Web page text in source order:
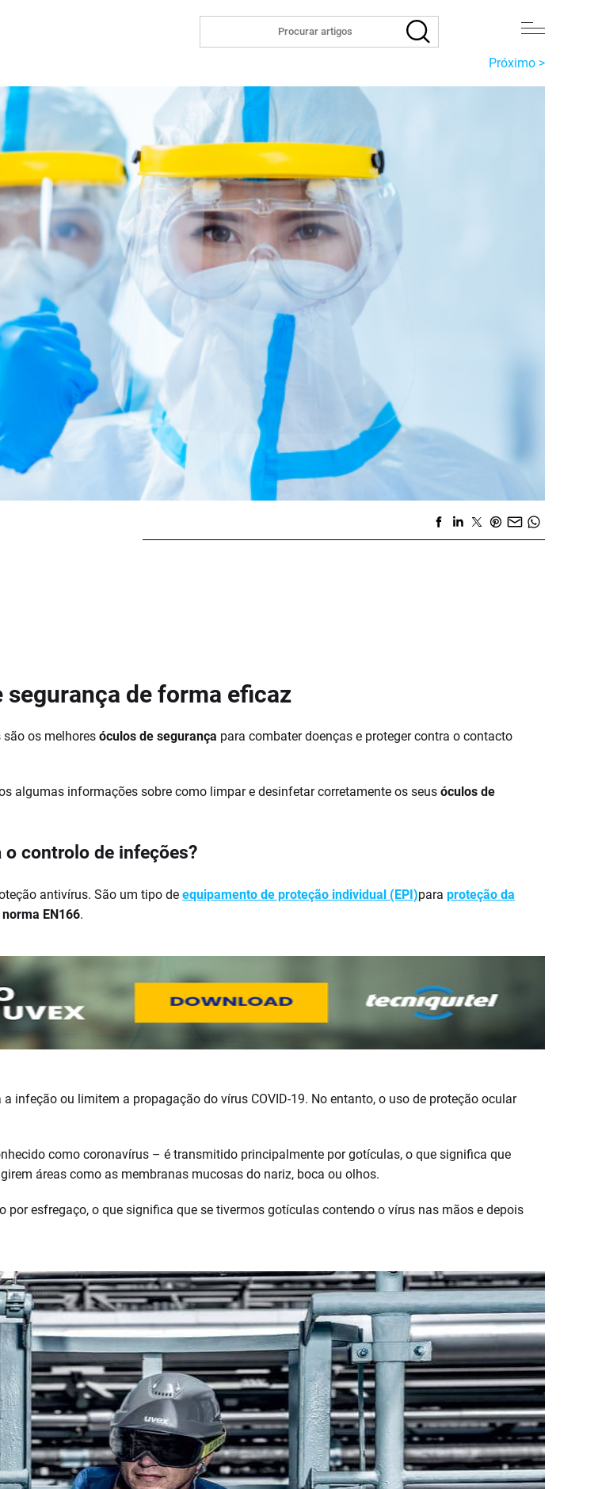
Próximo >
de forma eficaz
são os melhoresóculos de segurança para combater doenças e proteger contra o contacto
algumas informações sobre como limpar e desinfetar corretamente os seusóculos de
o controlo de infeções?
antivírus. São um tipo deequipamento de proteção individual (EPI)paraproteção da
norma EN166.
infeção ou limitem a propagação do vírus COVID-19. No entanto, o uso de proteção ocular
como coronavírus – é transmitido principalmente por gotículas, o que significa que
áreas como as membranas mucosas do nariz, boca ou olhos.
esfregaço, o que significa que se tivermos gotículas contendo o vírus nas mãos e depois